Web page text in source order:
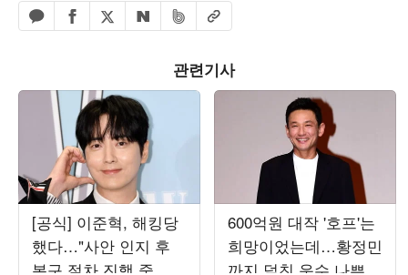
카카오톡 공유하기
페이스북 공유하기
엑스 공유하기
네이버 공유하기
밴드 공유하기
URL복사
관련기사
[공식] 이준혁, 해킹당
했다…"사안 인지 후
복구 절차 진행 중, 최
600억원 대작 '호프'는
희망이었는데…황정민
까지 덮친 운수 나쁜